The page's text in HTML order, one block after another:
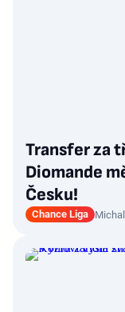
Transfer za
Diomande
Česku!
Chance Liga